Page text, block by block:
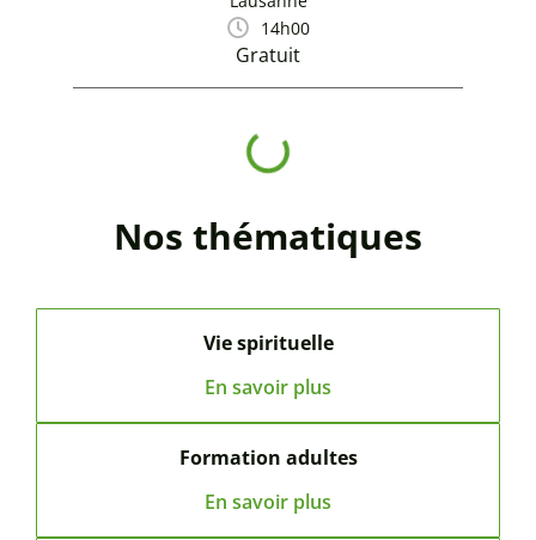
14h00
Gratuit
Nos thématiques
Vie spirituelle
En savoir plus
Formation adultes
En savoir plus